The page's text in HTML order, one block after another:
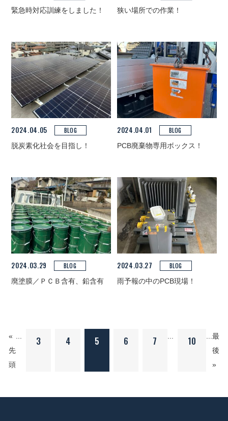
緊急時対応訓練をしました！
狭い場所での作業！
2024.04.05
BLOG
脱炭素化社会を目指し！
2024.04.01
BLOG
PCB廃棄物専用ボックス！
2024.03.29
BLOG
廃塗膜／ＰＣＢ含有、鉛含有
2024.03.27
BLOG
雨予報の中のPCB現場！
«
先
頭
3 4 5 6 7 10
最
後
»